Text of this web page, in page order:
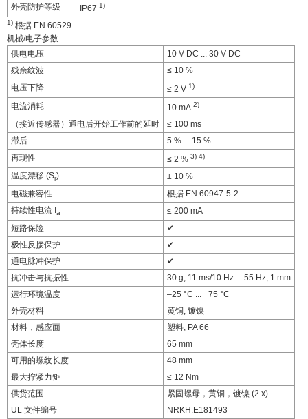
外壳防护等级
IP67 1)
1) 根据 EN 60529.
机械/电子参数
供电电压
10 V DC ... 30 V DC
残余纹波
≤ 10 %
电压下降
≤ 2 V 1)
电流消耗 10 mA 2)
（接近传感器）通电后开始工作前的延时
≤ 100 ms
滞后
5 % ... 15 %
再现性
≤ 2 % 3) 4)
温度漂移 (Sr)
± 10 %
电磁兼容性
根据 EN 60947-5-2
持续性电流 Ia
≤ 200 mA
短路保险
✔
极性反接保护
✔
通电脉冲保护
✔
抗冲击与抗振性
30 g, 11 ms/10 Hz ... 55 Hz, 1 mm
运行环境温度
–25 °C ... +75 °C
外壳材料
黄铜, 镀镍
材料，感应面
塑料, PA 66
壳体长度
65 mm
可用的螺纹长度
48 mm
最大拧紧力矩
≤ 12 Nm
供货范围
紧固螺母，黄铜，镀镍 (2 x)
UL 文件编号
NRKH.E181493